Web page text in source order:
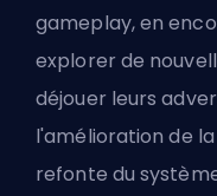
gameplay, en
explorer de
déjouer leurs
l'amélioration de
refonte du